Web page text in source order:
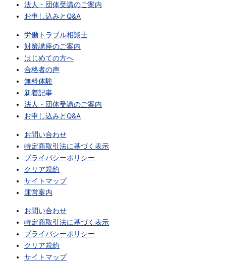
法人・団体受講のご案内
お申し込みとQ&A
労働トラブル相談士
対策講座のご案内
はじめての方へ
合格者の声
無料体験
新着記事
法人・団体受講のご案内
お申し込みとQ&A
お問い合わせ
特定商取引法に基づく表示
プライバシーポリシー
クリア規約
サイトマップ
運営案内
お問い合わせ
特定商取引法に基づく表示
プライバシーポリシー
クリア規約
サイトマップ